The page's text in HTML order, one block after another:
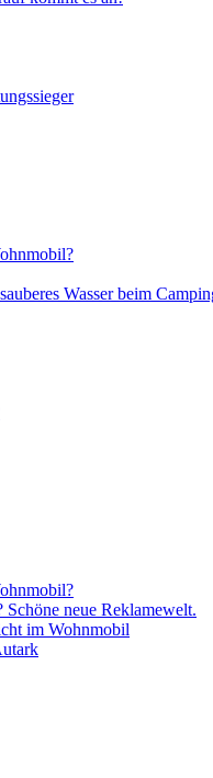
Wasser beim
neue Reklamewelt.
im Wohnmobil